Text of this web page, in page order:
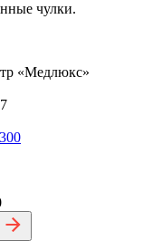
чулки.
«Медлюкс»